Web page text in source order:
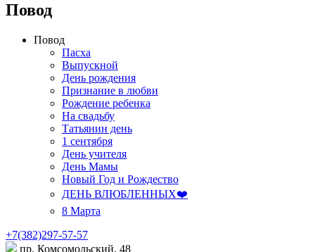
Повод
Повод
Пасха
Выпускной
День рождения
Признание в любви
Рождение ребенка
На свадьбу
Татьянин день
1 сентября
День учителя
День Мамы
Новый Год и Рождество
ДЕНЬ ВЛЮБЛЕННЫХ❤️
8 Марта
+7(382)297-57-57
пр. Комсомольский, 48